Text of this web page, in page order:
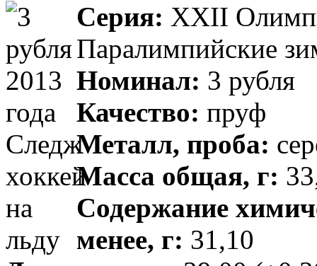
Серия: XXII
Паралимпийские
Номинал: 3 рубля
Качество: пруф
Металл, проба:
Масса общая, г:
Содержание
менее, г: 31,10